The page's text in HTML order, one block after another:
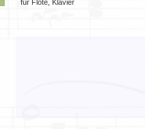
für Flöte Klavier